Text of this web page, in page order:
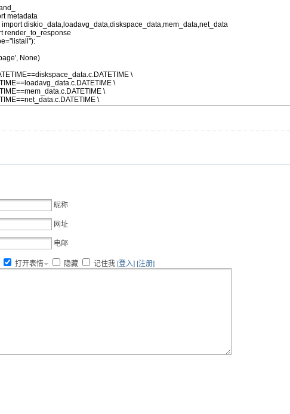
昵称
网址
电邮
打开表情 隐藏 记住我 [登入] [注册]